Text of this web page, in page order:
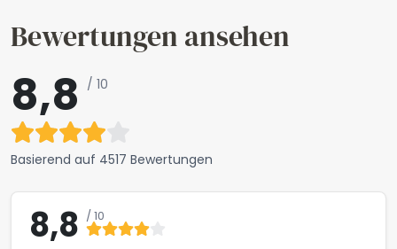
Bewertungen ansehen
8,8 / 10
Basierend auf 4517 Bewertungen
8,8 / 10